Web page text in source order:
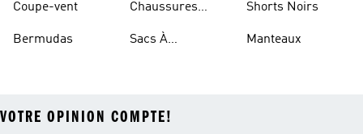
Coupe-vent
Bermudas
Chaussures
Sacs À
Shorts Noirs
Manteaux
VOTRE OPINION COMPTE!